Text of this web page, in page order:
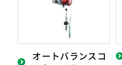
オートバランスコ